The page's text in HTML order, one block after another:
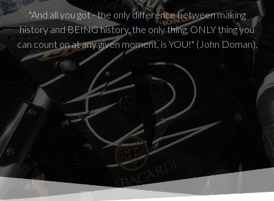
"And all you got - the only difference between making
history and BEING history, the only thing, ONLY thing you
can count on at any given moment, is YOU!" (John Doman).